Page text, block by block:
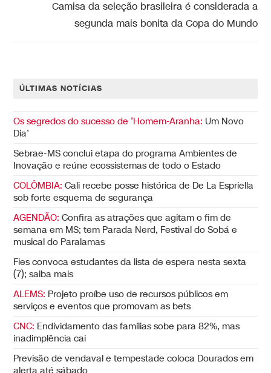
Camisa da seleção brasileira é considerada a
segunda mais bonita da Copa do Mundo
ÚLTIMAS NOTÍCIAS
Os segredos do sucesso de ‘Homem-Aranha: Um Novo
Dia’
Sebrae-MS conclui etapa do programa Ambientes de
Inovação e reúne ecossistemas de todo o Estado
COLÔMBIA: Cali recebe posse histórica de De La Espriella
sob forte esquema de segurança
AGENDÃO: Confira as atrações que agitam o fim de
semana em MS; tem Parada Nerd, Festival do Sobá e
musical do Paralamas
Fies convoca estudantes da lista de espera nesta sexta
(7); saiba mais
ALEMS: Projeto proíbe uso de recursos públicos em
serviços e eventos que promovam as bets
CNC: Endividamento das famílias sobe para 82%, mas
inadimplência cai
Previsão de vendaval e tempestade coloca Dourados em